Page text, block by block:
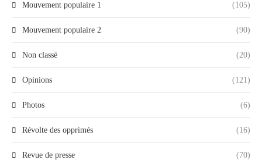
Mouvement populaire 1 (105)
Mouvement populaire 2 (90)
Non classé (20)
Opinions (121)
Photos (6)
Révolte des opprimés (16)
Revue de presse (70)